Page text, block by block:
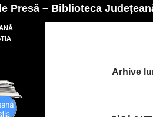
Presă – Biblioteca
Arhive